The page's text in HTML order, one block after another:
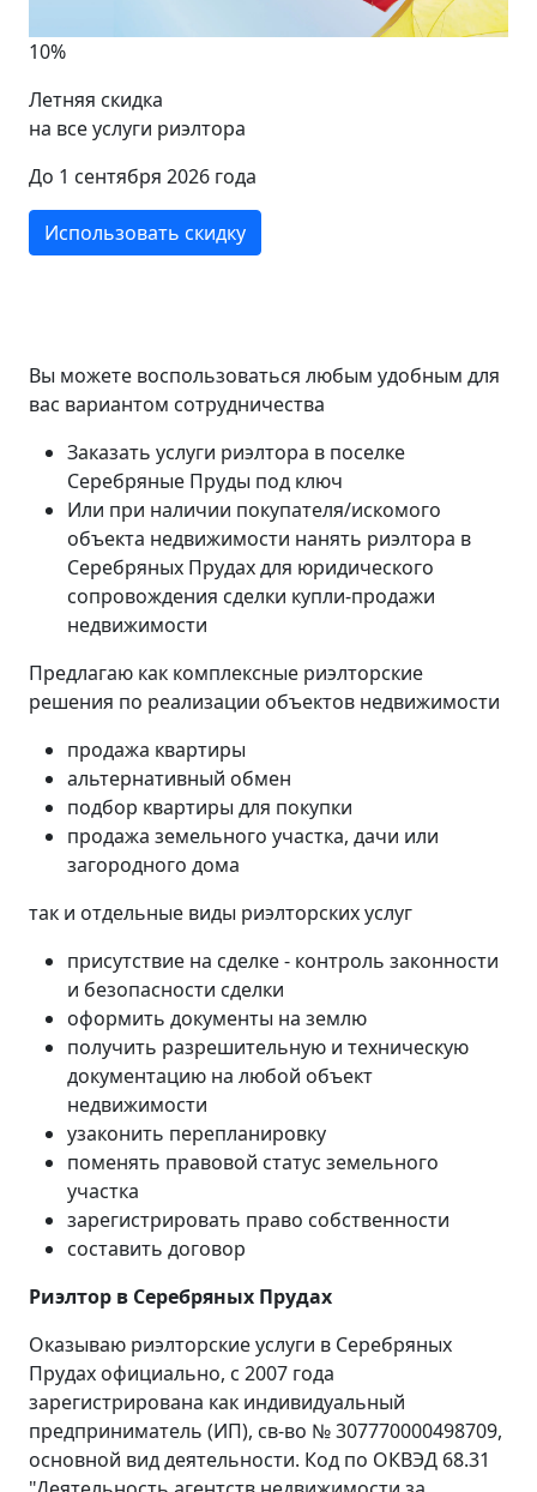
10%
Летняя скидка
на все услуги риэлтора
До 1 сентября 2026 года
Использовать скидку
Вы можете воспользоваться любым удобным для
вас вариантом сотрудничества
Заказать услуги риэлтора в поселке
Серебряные Пруды под ключ
Или при наличии покупателя/искомого
объекта недвижимости нанять риэлтора в
Серебряных Прудах для юридического
сопровождения сделки купли-продажи
недвижимости
Предлагаю как комплексные риэлторские
решения по реализации объектов недвижимости
продажа квартиры
альтернативный обмен
подбор квартиры для покупки
продажа земельного участка, дачи или
загородного дома
так и отдельные виды риэлторских услуг
присутствие на сделке - контроль законности
и безопасности сделки
оформить документы на землю
получить разрешительную и техническую
документацию на любой объект
недвижимости
узаконить перепланировку
поменять правовой статус земельного
участка
зарегистрировать право собственности
составить договор
Риэлтор в Серебряных Прудах
Оказываю риэлторские услуги в Серебряных
Прудах официально, с 2007 года
зарегистрирована как индивидуальный
предприниматель (ИП), св-во № 307770000498709,
основной вид деятельности. Код по ОКВЭД 68.31